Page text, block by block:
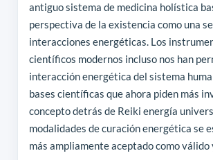
antiguo sistema de medicina holística
perspectiva de la existencia como una
interacciones energéticas. Los
científicos modernos incluso nos han
interacción energética del sistema
bases científicas que ahora piden más
concepto detrás de Reiki energía
modalidades de curación energética se
más ampliamente aceptado como